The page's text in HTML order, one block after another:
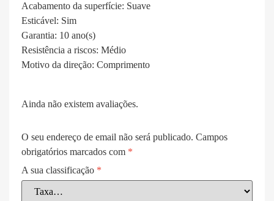
Acabamento da superfície: Suave
Esticável: Sim
Garantia: 10 ano(s)
Resistência a riscos: Médio
Motivo da direção: Comprimento
Ainda não existem avaliações.
O seu endereço de email não será publicado. Campos
obrigatórios marcados com *
A sua classificação *